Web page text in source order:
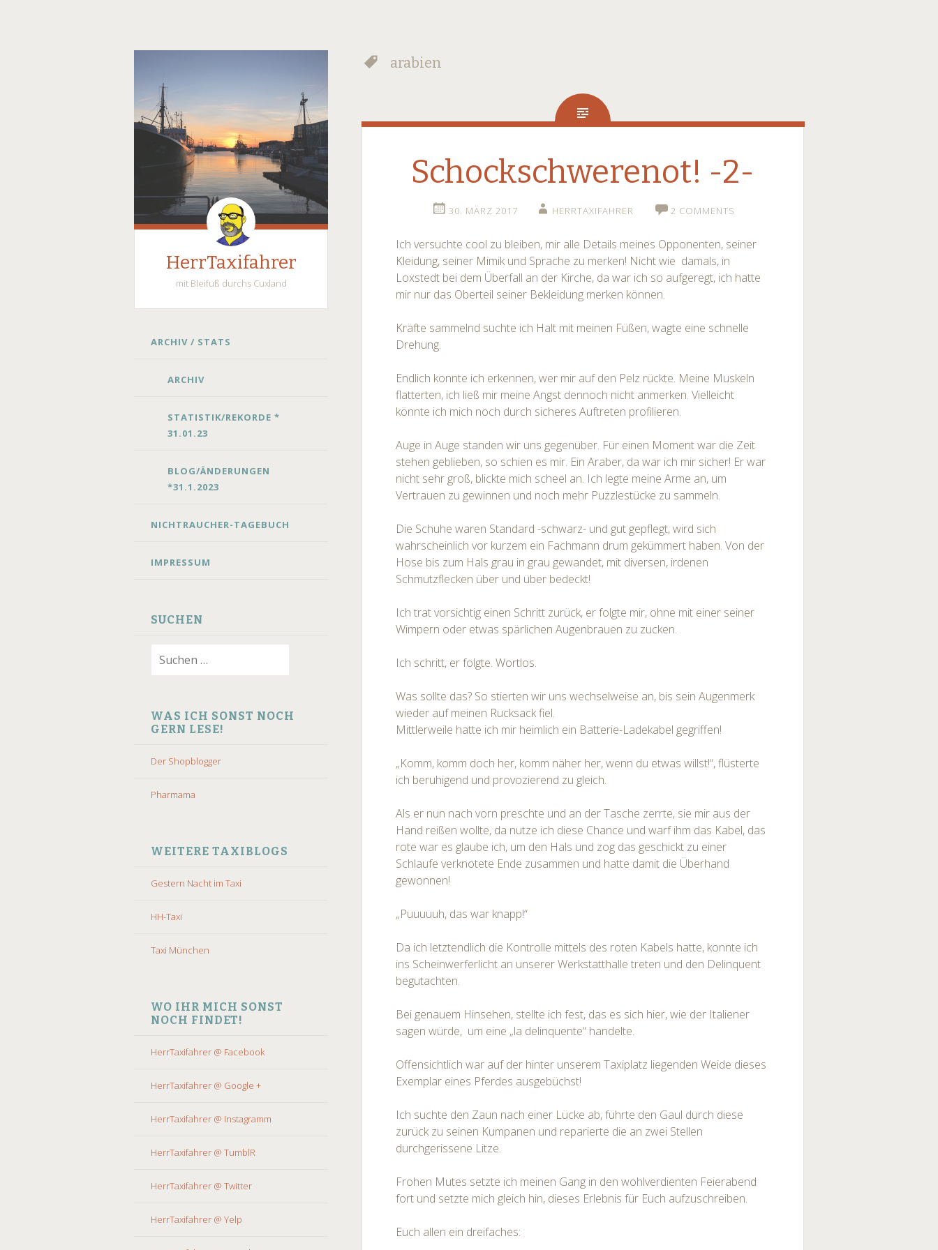
HerrTaxifahrer
mit Bleifuß durchs Cuxland
SKIP
ARCHIV / STATS
ARCHIV
STATISTIK/REKORDE *
31.01.23
BLOG/ÄNDERUNGEN
*31.1.2023
NICHTRAUCHER-TAGEBUCH
IMPRESSUM
SUCHEN
WAS ICH SONST NOCH
GERN LESE!
Der Shopblogger
Pharmama
WEITERE TAXIBLOGS
Gestern Nacht im Taxi
HH-Taxi
Taxi München
WO IHR MICH SONST
NOCH FINDET!
HerrTaxifahrer @ Facebook
HerrTaxifahrer @ Google +
HerrTaxifahrer @ Instagramm
HerrTaxifahrer @ TumblR
HerrTaxifahrer @ Twitter
HerrTaxifahrer @ Yelp
arabien
Schockschwerenot! -2-
30. MÄRZ 2017 HERRTAXIFAHRER 2 COMMENTS
Ich versuchte cool zu bleiben, mir alle Details meines Opponenten, seiner
Kleidung, seiner Mimik und Sprache zu merken! Nicht wie damals, in
Loxstedt bei dem Überfall an der Kirche, da war ich so aufgeregt, ich hatte
mir nur das Oberteil seiner Bekleidung merken können.
Kräfte sammelnd suchte ich Halt mit meinen Füßen, wagte eine schnelle
Drehung.
Endlich konnte ich erkennen, wer mir auf den Pelz rückte. Meine Muskeln
flatterten, ich ließ mir meine Angst dennoch nicht anmerken. Vielleicht
könnte ich mich noch durch sicheres Auftreten profilieren.
Auge in Auge standen wir uns gegenüber. Für einen Moment war die Zeit
stehen geblieben, so schien es mir. Ein Araber, da war ich mir sicher! Er war
nicht sehr groß, blickte mich scheel an. Ich legte meine Arme an, um
Vertrauen zu gewinnen und noch mehr Puzzlestücke zu sammeln.
Die Schuhe waren Standard -schwarz- und gut gepflegt, wird sich
wahrscheinlich vor kurzem ein Fachmann drum gekümmert haben. Von der
Hose bis zum Hals grau in grau gewandet, mit diversen, irdenen
Schmutzflecken über und über bedeckt!
Ich trat vorsichtig einen Schritt zurück, er folgte mir, ohne mit einer seiner
Wimpern oder etwas spärlichen Augenbrauen zu zucken.
Ich schritt, er folgte. Wortlos.
Was sollte das? So stierten wir uns wechselweise an, bis sein Augenmerk
wieder auf meinen Rucksack fiel.
Mittlerweile hatte ich mir heimlich ein Batterie-Ladekabel gegriffen!
„Komm, komm doch her, komm näher her, wenn du etwas willst!“, flüsterte
ich beruhigend und provozierend zu gleich.
Als er nun nach vorn preschte und an der Tasche zerrte, sie mir aus der
Hand reißen wollte, da nutze ich diese Chance und warf ihm das Kabel, das
rote war es glaube ich, um den Hals und zog das geschickt zu einer
Schlaufe verknotete Ende zusammen und hatte damit die Überhand
gewonnen!
„Puuuuuh, das war knapp!“
Da ich letztendlich die Kontrolle mittels des roten Kabels hatte, konnte ich
ins Scheinwerferlicht an unserer Werkstatthalle treten und den Delinquent
begutachten.
Bei genauem Hinsehen, stellte ich fest, das es sich hier, wie der Italiener
sagen würde, um eine „la delinquente“ handelte.
Offensichtlich war auf der hinter unserem Taxiplatz liegenden Weide dieses
Exemplar eines Pferdes ausgebüchst!
Ich suchte den Zaun nach einer Lücke ab, führte den Gaul durch diese
zurück zu seinen Kumpanen und reparierte die an zwei Stellen
durchgerissene Litze.
Frohen Mutes setzte ich meinen Gang in den wohlverdienten Feierabend
fort und setzte mich gleich hin, dieses Erlebnis für Euch aufzuschreiben.
Euch allen ein dreifaches: